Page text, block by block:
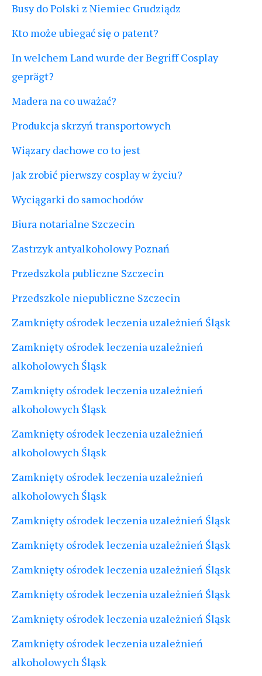
Busy do Polski z Niemiec Grudziądz
Kto może ubiegać się o patent?
In welchem Land wurde der Begriff Cosplay
geprägt?
Madera na co uważać?
Produkcja skrzyń transportowych
Wiązary dachowe co to jest
Jak zrobić pierwszy cosplay w życiu?
Wyciągarki do samochodów
Biura notarialne Szczecin
Zastrzyk antyalkoholowy Poznań
Przedszkola publiczne Szczecin
Przedszkole niepubliczne Szczecin
Zamknięty ośrodek leczenia uzależnień Śląsk
Zamknięty ośrodek leczenia uzależnień
alkoholowych Śląsk
Zamknięty ośrodek leczenia uzależnień
alkoholowych Śląsk
Zamknięty ośrodek leczenia uzależnień
alkoholowych Śląsk
Zamknięty ośrodek leczenia uzależnień
alkoholowych Śląsk
Zamknięty ośrodek leczenia uzależnień Śląsk
Zamknięty ośrodek leczenia uzależnień Śląsk
Zamknięty ośrodek leczenia uzależnień Śląsk
Zamknięty ośrodek leczenia uzależnień Śląsk
Zamknięty ośrodek leczenia uzależnień Śląsk
Zamknięty ośrodek leczenia uzależnień
alkoholowych Śląsk